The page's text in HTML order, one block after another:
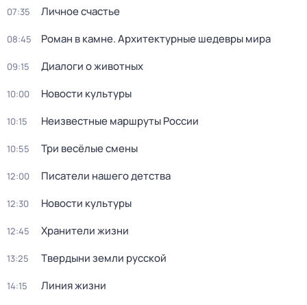
07:35 Личное счастье
08:45 Роман в камне. Архитектурные шедевры мира
09:15 Диалоги о животных
10:00 Новости культуры
10:15 Неизвестные маршруты России
10:55 Три весёлые смены
12:00 Писатели нашего детства
12:30 Новости культуры
12:45 Хранители жизни
13:25 Твердыни земли русской
14:15 Линия жизни